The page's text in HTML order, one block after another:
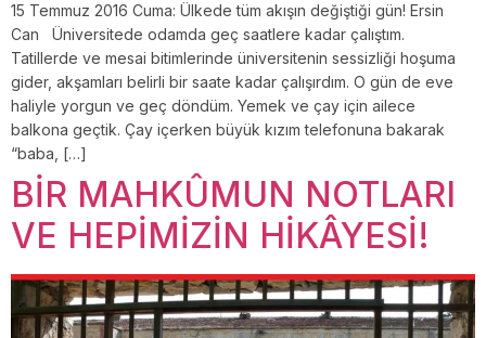
15 Temmuz 2016 Cuma: Ülkede tüm akışın değiştiği gün! Ersin
Can Üniversitede odamda geç saatlere kadar çalıştım.
Tatillerde ve mesai bitimlerinde üniversitenin sessizliği hoşuma
gider, akşamları belirli bir saate kadar çalışırdım. O gün de eve
haliyle yorgun ve geç döndüm. Yemek ve çay için ailece
balkona geçtik. Çay içerken büyük kızım telefonuna bakarak
“baba, […]
BİR MAHKÛMUN NOTLARI
VE HEPİMİZİN HİKÂYESİ!